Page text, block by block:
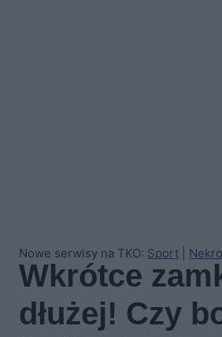
Nowe serwisy na TKO: Sport
Wkrótce
dłużej! Czy